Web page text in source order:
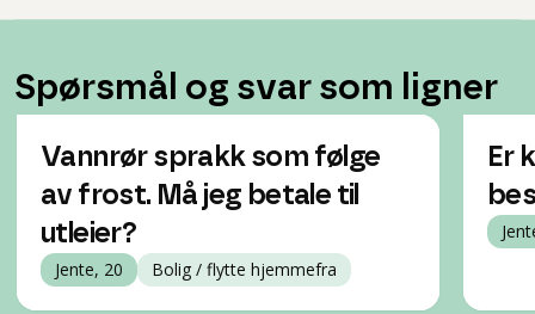
Spørsmål og svar som ligner
Vannrør sprakk som følge
av frost. Må jeg betale til
utleier?
Jente, 20 Bolig / flytte hjemmefra
Er